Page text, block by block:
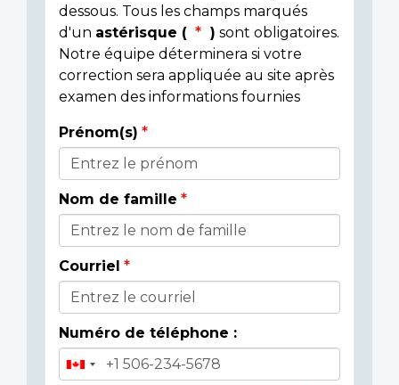
dessous. Tous les champs marqués
d'un astérisque ( ) sont obligatoires.
Notre équipe déterminera si votre
correction sera appliquée au site après
examen des informations fournies
Donor
Details
Prénom(s)
Nom de famille
Courriel
Numéro de téléphone :